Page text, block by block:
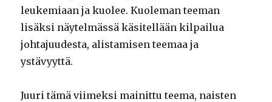
leukemiaan ja kuolee. Kuoleman teeman
lisäksi näytelmässä käsitellään kilpailua
johtajuudesta, alistamisen teemaa ja
ystävyyttä.
Juuri tämä viimeksi mainittu teema, naisten